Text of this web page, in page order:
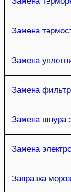
Замена
Замена
Замена
Замена шнура
Замена
Заправка